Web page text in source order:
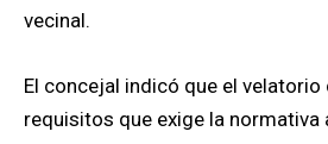
vecinal.
El concejal indicó que el
requisitos que exige la normativa